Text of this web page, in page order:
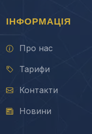
ІНФОРМАЦІЯ
Про нас
Тарифи
Контакти
Новини